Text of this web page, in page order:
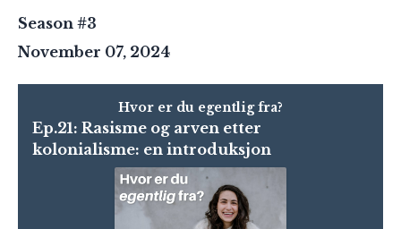
Season #3
November 07, 2024